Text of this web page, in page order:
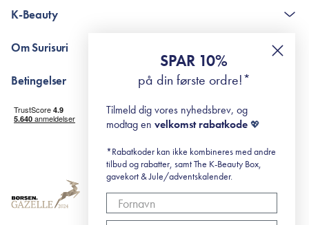
The K-Beauty Box - spørgsmål og svar
RE-ZIP
K-Beauty
Retinol for begyndere
surisuri's mini guide til rosacea
Om Surisuri
Black Friday
Betingelser
Levering og returnering
Handelsbetingelser
Abonnementsbetingelser
SPAR 10%
på din første ordre!*
Tilmeld dig vores nyhedsbrev, og
modtag en velkomst rabatkode 💖
*Rabatkoder kan ikke kombineres med andre
tilbud og rabatter, samt The K-Beauty Box,
gavekort & Jule/adventskalender.